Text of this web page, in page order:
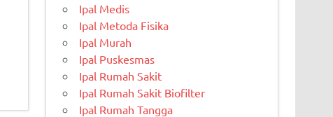
Ipal Medis
Ipal Metoda Fisika
Ipal Murah
Ipal Puskesmas
Ipal Rumah Sakit
Ipal Rumah Sakit Biofilter
Ipal Rumah Tangga